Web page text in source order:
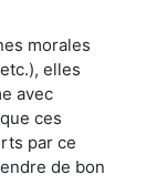
morales
elles
avec
ces
par ce
de bon